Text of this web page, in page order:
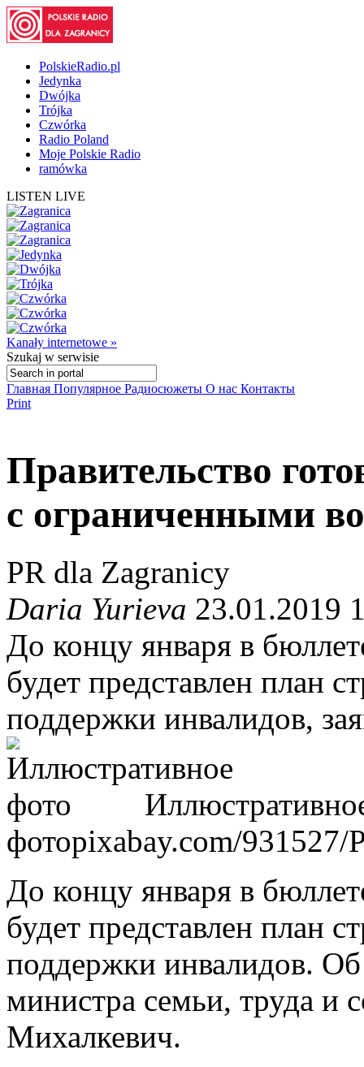
PolskieRadio.pl
Jedynka
Dwójka
Trójka
Czwórka
Radio Poland
Moje Polskie Radio
ramówka
LISTEN LIVE
Kanały internetowe »
Szukaj w serwisie
Главная Популярное Радиосюжеты О нас Контакты
Print
Правительство
с ограниченными
PR dla Zagranicy
Daria Yurieva 23.01.2019
До концу января в
будет представлен план
поддержки инвалидов,
фотоpixabay.com/931527/
До концу января в
будет представлен план
поддержки инвалидов. Об
министра семьи, труда
Михалкевич.